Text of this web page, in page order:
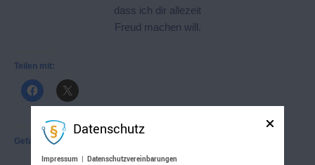
dass ich dir allezeit
Freud machen will.
Teilen mit:
Gefällt mir:
Datenschutz
Impressum | Datenschutzvereinbarungen